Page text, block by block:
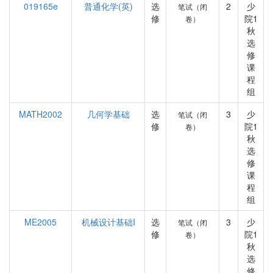
019165e 普通化学(英)
选
修
笔试（闭
卷）
2
少
院1
秋
选
修
课
程
组
MATH2002
几何学基础
选
修
笔试（闭
卷）
3
少
院1
秋
选
修
课
程
组
ME2005
机械设计基础I
选
修
笔试（闭
卷）
3
少
院1
秋
选
修